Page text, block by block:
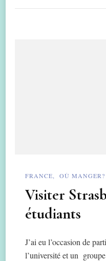
FRANCE OÙ MANGER?
Visiter
étudiants
J’ai eu l’occasion de
l’université et un